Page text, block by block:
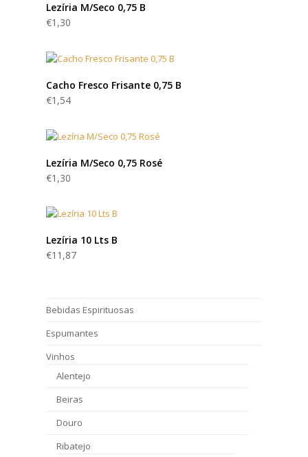
Lezíria M/Seco 0,75 B
€1,30
Cacho Fresco Frisante 0,75 B
€1,54
Lezíria M/Seco 0,75 Rosé
€1,30
Lezíria 10 Lts B
€11,87
Bebidas Espirituosas
Espumantes
Vinhos
Alentejo
Beiras
Douro
Ribatejo